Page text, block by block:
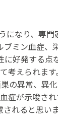
なり、専
ミン血症
に好発する
えられま
異常、異
症が示唆さ
れると思いま